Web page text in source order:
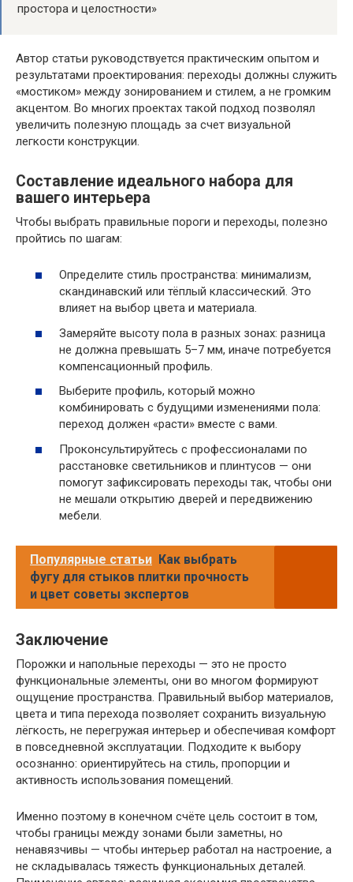
простора и целостности»
Автор статьи руководствуется практическим опытом и
результатами проектирования: переходы должны служить
«мостиком» между зонированием и стилем, а не громким
акцентом. Во многих проектах такой подход позволял
увеличить полезную площадь за счет визуальной
легкости конструкции.
Составление идеального набора для
вашего интерьера
Чтобы выбрать правильные пороги и переходы, полезно
пройтись по шагам:
Определите стиль пространства: минимализм,
скандинавский или тёплый классический. Это
влияет на выбор цвета и материала.
Замеряйте высоту пола в разных зонах: разница
не должна превышать 5–7 мм, иначе потребуется
компенсационный профиль.
Выберите профиль, который можно
комбинировать с будущими изменениями пола:
переход должен «расти» вместе с вами.
Проконсультируйтесь с профессионалами по
расстановке светильников и плинтусов — они
помогут зафиксировать переходы так, чтобы они
не мешали открытию дверей и передвижению
мебели.
Популярные статьи Как выбрать
фугу для стыков плитки прочность
и цвет советы экспертов
Заключение
Порожки и напольные переходы — это не просто
функциональные элементы, они во многом формируют
ощущение пространства. Правильный выбор материалов,
цвета и типа перехода позволяет сохранить визуальную
лёгкость, не перегружая интерьер и обеспечивая комфорт
в повседневной эксплуатации. Подходите к выбору
осознанно: ориентируйтесь на стиль, пропорции и
активность использования помещений.
Именно поэтому в конечном счёте цель состоит в том,
чтобы границы между зонами были заметны, но
ненавязчивы — чтобы интерьер работал на настроение, а
не складывалась тяжесть функциональных деталей.